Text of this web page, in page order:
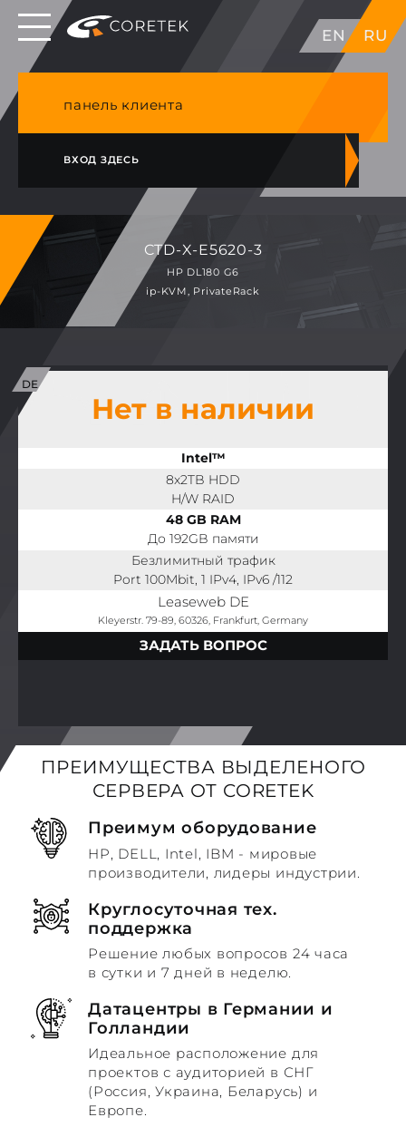
EN RU
Выделенные серверы в ЕС, Японии, ГК, США
NVME VPS & cPanel премиум хостинг в
панель клиента
ВХОД ЗДЕСЬ
CTD-X-E5620-3
HP DL180 G6
ip-KVM, PrivateRack
Нет в наличии
Intel™
8x2TB HDD
H/W RAID
48 GB RAM
До 192GB памяти
Безлимитный трафик
Port 100Mbit, 1 IPv4, IPv6 /112
Leaseweb DE
Kleyerstr. 79-89, 60326, Frankfurt, Germany
ЗАДАТЬ ВОПРОС
ПРЕИМУЩЕСТВА ВЫДЕЛЕНОГО
СЕРВЕРА ОТ CORETEK
Преимум оборудование
HP, DELL, Intel, IBM - мировые
производители, лидеры индустрии.
Круглосуточная тех.
поддержка
Решение любых вопросов 24 часа
в сутки и 7 дней в неделю.
Датацентры в Германии и
Голландии
Идеальное расположение для
проектов с аудиторией в СНГ
(Россия, Украина, Беларусь) и
Европе.